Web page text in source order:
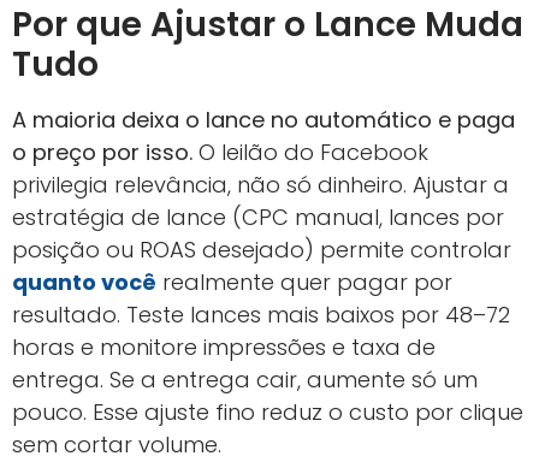
Por que Ajustar o Lance Muda
Tudo
A maioria deixa o lance no automático e paga
o preço por isso. O leilão do Facebook
privilegia relevância, não só dinheiro. Ajustar a
estratégia de lance (CPC manual, lances por
posição ou ROAS desejado) permite controlar
quanto você realmente quer pagar por
resultado. Teste lances mais baixos por 48–72
horas e monitore impressões e taxa de
entrega. Se a entrega cair, aumente só um
pouco. Esse ajuste fino reduz o custo por clique
sem cortar volume.